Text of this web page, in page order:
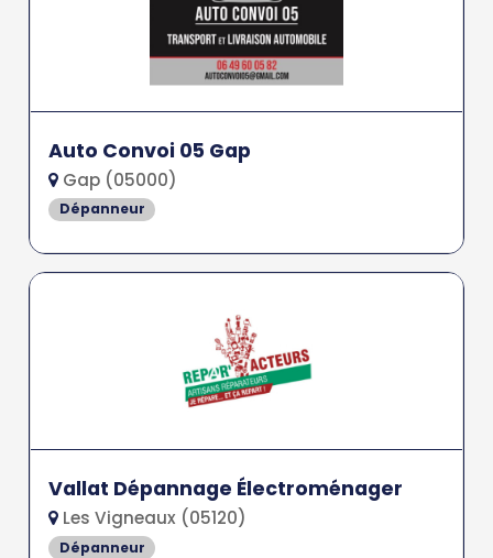
Auto Convoi 05 Gap
Gap (05000)
Dépanneur
Vallat Dépannage Électroménager
Les Vigneaux (05120)
Dépanneur